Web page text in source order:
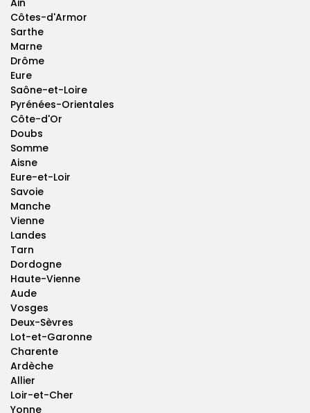
Ain
Côtes-d'Armor
Sarthe
Marne
Drôme
Eure
Saône-et-Loire
Pyrénées-Orientales
Côte-d'Or
Doubs
Somme
Aisne
Eure-et-Loir
Savoie
Manche
Vienne
Landes
Tarn
Dordogne
Haute-Vienne
Aude
Vosges
Deux-Sèvres
Lot-et-Garonne
Charente
Ardèche
Allier
Loir-et-Cher
Yonne